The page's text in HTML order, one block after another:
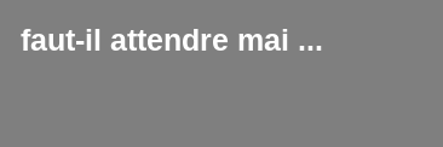
faut-il attendre mai ...